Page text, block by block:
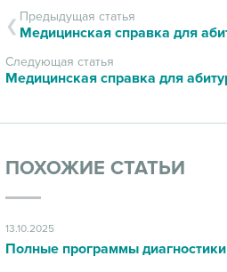
Предыдущая статья
Следующая статья
ПОХОЖИЕ СТАТЬИ
13.10.2025
Полные программы диагностики